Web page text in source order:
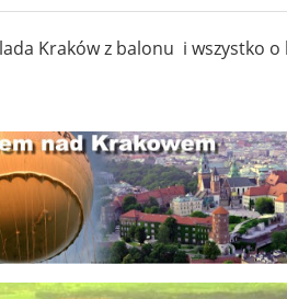
Kraków z balonu i wszystko o